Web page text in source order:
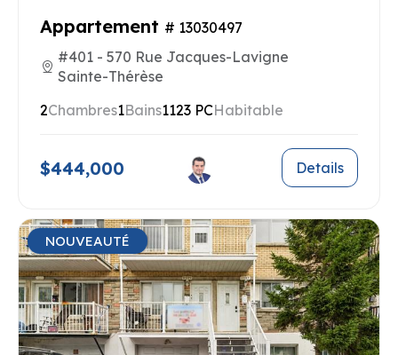
Appartement # 13030497
#401 - 570 Rue Jacques-Lavigne
Sainte-Thérèse
2Chambres1Bains1123 PCHabitable
$444,000 Details
NOUVEAUTÉ